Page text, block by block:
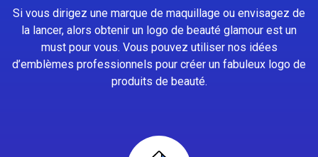
Si vous dirigez une marque de maquillage ou envisagez de
la lancer, alors obtenir un logo de beauté glamour est un
must pour vous. Vous pouvez utiliser nos idées
d’emblèmes professionnels pour créer un fabuleux logo de
produits de beauté.